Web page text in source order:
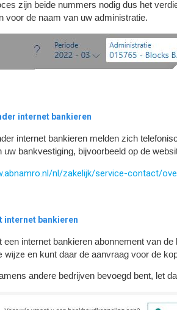
zijn beide nummers nodig dus het
voor de naam van uw administratie.
internet bankieren
internet bankieren melden zich
uw bankvestiging, bijvoorbeeld op de
nl/zakelijk/service-contact/
internet bankieren
een internet bankieren abonnement van
wijze en kunt daar de aanvraag voor de
andere bedrijven bevoegd bent, let